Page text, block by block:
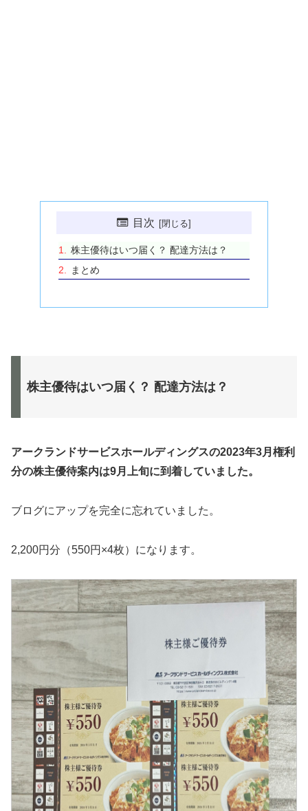
目次
株主優待はいつ届く？ 配達方法は？
まとめ
株主優待はいつ届く？ 配達方法は？
アークランドサービスホールディングスの2023年3月権利
分の株主優待案内は9月上旬に到着していました。
ブログにアップを完全に忘れていました。
2,200円分（550円×4枚）になります。